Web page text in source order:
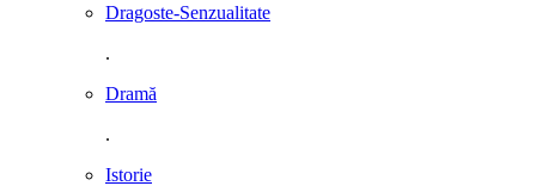
Dragoste-Senzualitate
.
Dramă
.
Istorie